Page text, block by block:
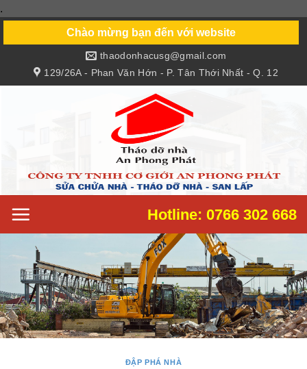
.
content
Chào mừng bạn đến với website
129/26A - Phan Văn Hớn - P. Tân Thới Nhất - Q. 12
thaodonhacusg@gmail.com
Hotline: 0766 302 668
ĐẬP PHÁ NHÀ